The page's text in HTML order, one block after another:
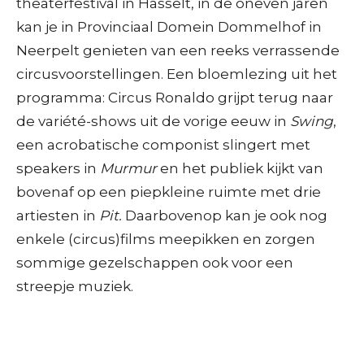
kan je in Provinciaal Domein Dommelhof in
Neerpelt genieten van een reeks verrassende
circusvoorstellingen. Een bloemlezing uit het
programma: Circus Ronaldo grijpt terug naar
de variété-shows uit de vorige eeuw in Swing,
een acrobatische componist slingert met
speakers in Murmuren het publiek kijkt van
bovenaf op een piepkleine ruimte met drie
artiesten in Pit. Daarbovenop kan je ook nog
enkele (circus)films meepikken en zorgen
sommige gezelschappen ook voor een
streepje muziek.